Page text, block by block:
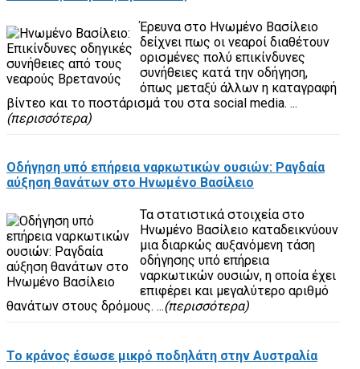
Έρευνα στο Ηνωμένο Βασίλειο
δείχνει πως οι νεαροί διαθέτουν
ορισμένες πολύ επικίνδυνες
συνήθειες κατά την οδήγηση,
όπως μεταξύ άλλων η καταγραφή
βίντεο και το ποστάρισμά του στα social media. ...
(περισσότερα)
Οδήγηση υπό επήρεια ναρκωτικών ουσιών: Ραγδαία
αύξηση θανάτων στο Ηνωμένο Βασίλειο
Τα στατιστικά στοιχεία στο
Ηνωμένο Βασίλειο καταδεικνύουν
μια διαρκώς αυξανόμενη τάση
οδήγησης υπό επήρεια
ναρκωτικών ουσιών, η οποία έχει
επιφέρει και μεγαλύτερο αριθμό
θανάτων στους δρόμους. ...(περισσότερα)
Το κράνος έσωσε μικρό ποδηλάτη στην Αυστραλία